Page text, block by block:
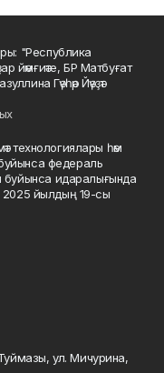
"Республика
йәмғиәте, БР Матбуғат
Гәүһәр Йәүҙәт
технологиялары һәм
буйынса федераль
буйынса идаралығында
2025 йылдың 19-сы
ул. Мичурина,